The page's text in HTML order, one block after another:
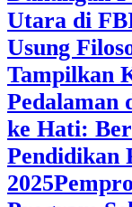
Utara di
Usung
Tampilkan
Pedalaman
ke Hati:
Pendidikan
2025